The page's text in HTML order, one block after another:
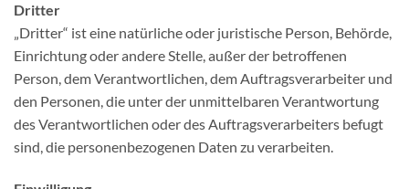
Dritter
„Dritter“ ist eine natürliche oder juristische Person, Behörde,
Einrichtung oder andere Stelle, außer der betroffenen
Person, dem Verantwortlichen, dem Auftragsverarbeiter und
den Personen, die unter der unmittelbaren Verantwortung
des Verantwortlichen oder des Auftragsverarbeiters befugt
sind, die personenbezogenen Daten zu verarbeiten.